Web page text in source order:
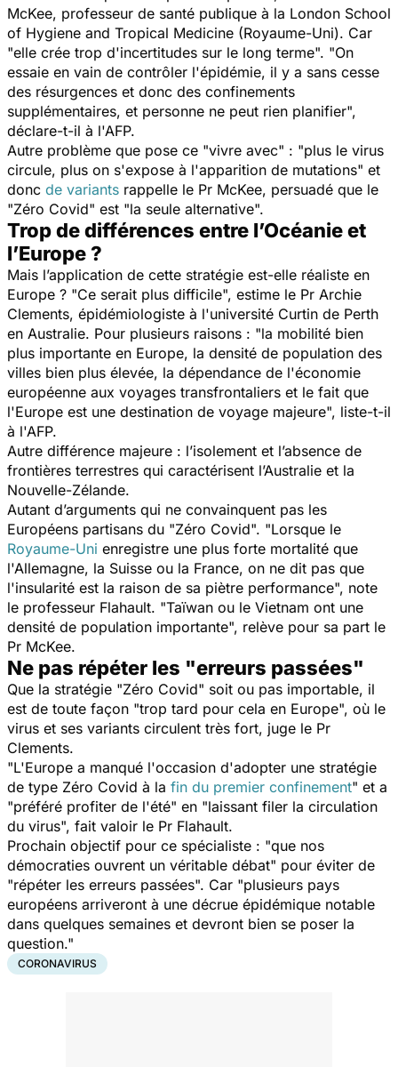
McKee, professeur de santé publique à la London School
of Hygiene and Tropical Medicine (Royaume-Uni). Car
"elle crée trop d'incertitudes sur le long terme". "On
essaie en vain de contrôler l'épidémie, il y a sans cesse
des résurgences et donc des confinements
supplémentaires, et personne ne peut rien planifier",
déclare-t-il à l'AFP.
Autre problème que pose ce "vivre avec" : "plus le virus
circule, plus on s'expose à l'apparition de mutations" et
donc de variants rappelle le Pr McKee, persuadé que le
"Zéro Covid" est "la seule alternative".
Trop de différences entre l’Océanie et
l’Europe ?
Mais l’application de cette stratégie est-elle réaliste en
Europe ? "Ce serait plus difficile", estime le Pr Archie
Clements, épidémiologiste à l'université Curtin de Perth
en Australie. Pour plusieurs raisons : "la mobilité bien
plus importante en Europe, la densité de population des
villes bien plus élevée, la dépendance de l'économie
européenne aux voyages transfrontaliers et le fait que
l'Europe est une destination de voyage majeure", liste-t-il
à l'AFP.
Autre différence majeure : l’isolement et l’absence de
frontières terrestres qui caractérisent l’Australie et la
Nouvelle-Zélande.
Autant d’arguments qui ne convainquent pas les
Européens partisans du "Zéro Covid". "Lorsque le
Royaume-Uni enregistre une plus forte mortalité que
l'Allemagne, la Suisse ou la France, on ne dit pas que
l'insularité est la raison de sa piètre performance", note
le professeur Flahault. "Taïwan ou le Vietnam ont une
densité de population importante", relève pour sa part le
Pr McKee.
Ne pas répéter les "erreurs passées"
Que la stratégie "Zéro Covid" soit ou pas importable, il
est de toute façon "trop tard pour cela en Europe", où le
virus et ses variants circulent très fort, juge le Pr
Clements.
"L'Europe a manqué l'occasion d'adopter une stratégie
de type Zéro Covid à la fin du premier confinement" et a
"préféré profiter de l'été" en "laissant filer la circulation
du virus", fait valoir le Pr Flahault.
Prochain objectif pour ce spécialiste : "que nos
démocraties ouvrent un véritable débat" pour éviter de
"répéter les erreurs passées". Car "plusieurs pays
européens arriveront à une décrue épidémique notable
dans quelques semaines et devront bien se poser la
question."
CORONAVIRUS